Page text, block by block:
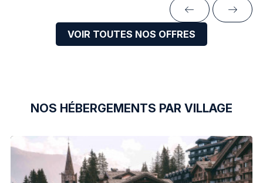
VOIR TOUTES NOS OFFRES
NOS HÉBERGEMENTS PAR VILLAGE